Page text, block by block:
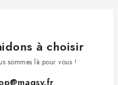
à choisir
sommes là pour vous !